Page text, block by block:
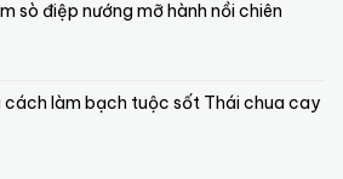
sò điệp nướng mỡ hành nồi chiên
cách làm bạch tuộc sốt Thái chua cay